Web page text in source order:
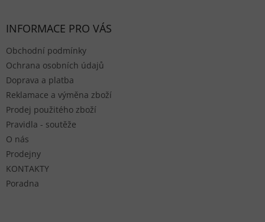
INFORMACE PRO VÁS
Obchodní podmínky
Ochrana osobních údajů
Doprava a platba
Reklamace a výměna zboží
Prodej použitého zboží
Pravidla - soutěže
O nás
Prodejny
KONTAKTY
Poradna